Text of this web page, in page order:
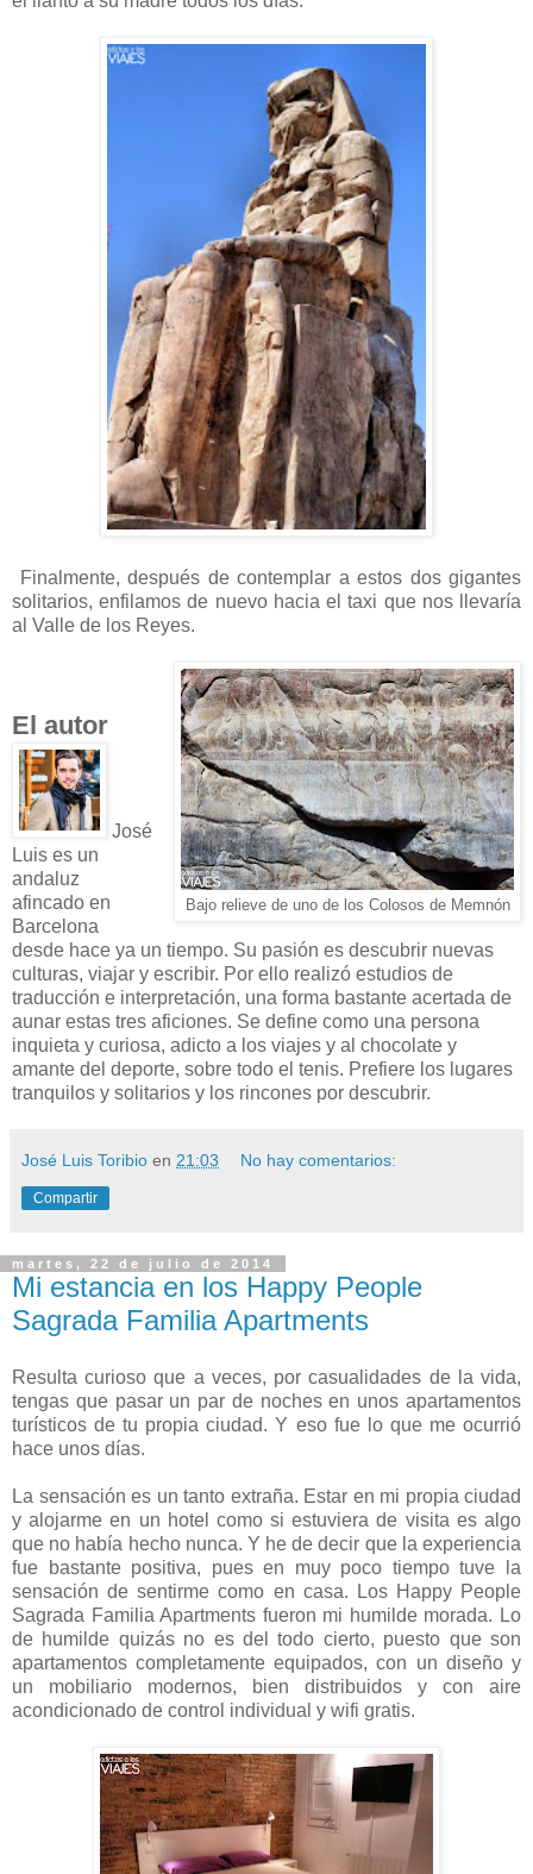
Finalmente, después de contemplar a estos dos gigantes
solitarios, enfilamos de nuevo hacia el taxi que nos llevaría
al Valle de los Reyes.
Bajo relieve de uno de los Colosos de Memnón
El autor
José
Luis es un
andaluz
afincado en
Barcelona
desde hace ya un tiempo. Su pasión es descubrir nuevas
culturas, viajar y escribir. Por ello realizó estudios de
traducción e interpretación, una forma bastante acertada de
aunar estas tres aficiones. Se define como una persona
inquieta y curiosa, adicto a los viajes y al chocolate y
amante del deporte, sobre todo el tenis. Prefiere los lugares
tranquilos y solitarios y los rincones por descubrir.
José Luis Toribio en 21:03 No hay comentarios:
Compartir
martes, 22 de julio de 2014
Mi estancia en los Happy People
Sagrada Familia Apartments
Resulta curioso que a veces, por casualidades de la vida,
tengas que pasar un par de noches en unos apartamentos
turísticos de tu propia ciudad. Y eso fue lo que me ocurrió
hace unos días.
La sensación es un tanto extraña. Estar en mi propia ciudad
y alojarme en un hotel como si estuviera de visita es algo
que no había hecho nunca. Y he de decir que la experiencia
fue bastante positiva, pues en muy poco tiempo tuve la
sensación de sentirme como en casa. Los Happy People
Sagrada Familia Apartments fueron mi humilde morada. Lo
de humilde quizás no es del todo cierto, puesto que son
apartamentos completamente equipados, con un diseño y
un mobiliario modernos, bien distribuidos y con aire
acondicionado de control individual y wifi gratis.